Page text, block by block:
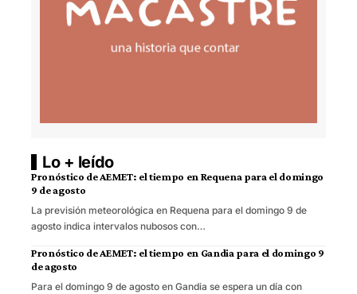
Lo + leído
Pronóstico de AEMET: el tiempo en Requena para el domingo
9 de agosto
La previsión meteorológica en Requena para el domingo 9 de
agosto indica intervalos nubosos con…
Pronóstico de AEMET: el tiempo en Gandia para el domingo 9
de agosto
Para el domingo 9 de agosto en Gandia se espera un día con